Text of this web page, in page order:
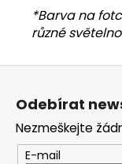
*Barva na
různé
Z
Odebírat
Nezmeškejte
E-mail